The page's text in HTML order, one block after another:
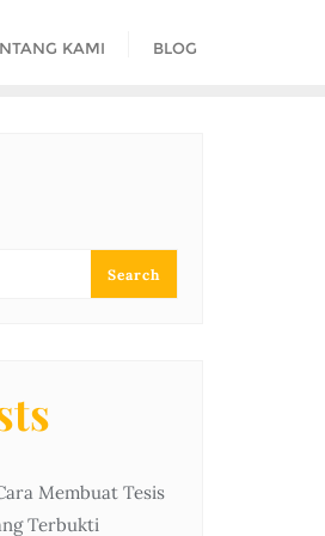
KAMI BLOG
Search
Membuat Tesis
Terbukti